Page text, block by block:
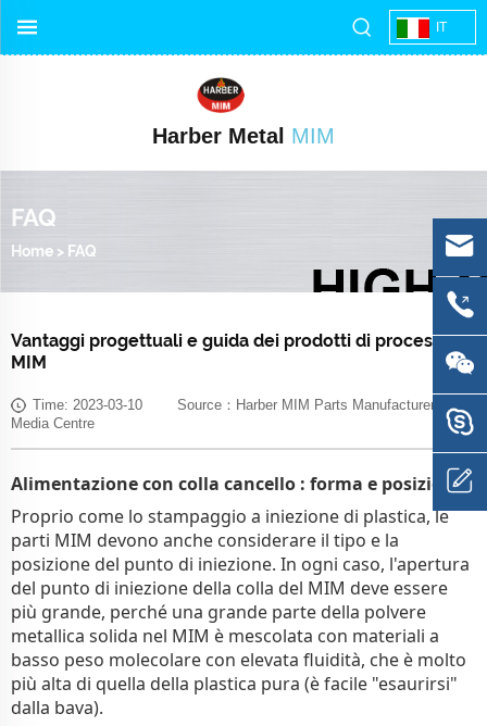
IT
Harber Metal MIM
FAQ
Home > FAQ
Vantaggi progettuali e guida dei prodotti di processo
MIM
Time: 2023-03-10 Source：Harber MIM Parts Manufacturer
Media Centre
Alimentazione con colla cancello : forma e posizione
Proprio come lo stampaggio a iniezione di plastica, le
parti MIM devono anche considerare il tipo e la
posizione del punto di iniezione. In ogni caso, l'apertura
del punto di iniezione della colla del MIM deve essere
più grande, perché una grande parte della polvere
metallica solida nel MIM è mescolata con materiali a
basso peso molecolare con elevata fluidità, che è molto
più alta di quella della plastica pura (è facile "esaurirsi"
dalla bava).